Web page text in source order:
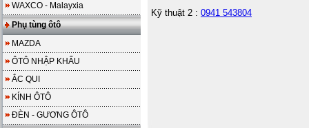
WAXCO - Malayxia
Phụ tùng ôtô
MAZDA
ÔTÔ NHẬP KHẨU
ẮC QUI
KÍNH ÔTÔ
ĐÈN - GƯƠNG ÔTÔ
Kỹ thuật 2 : 0941 543804